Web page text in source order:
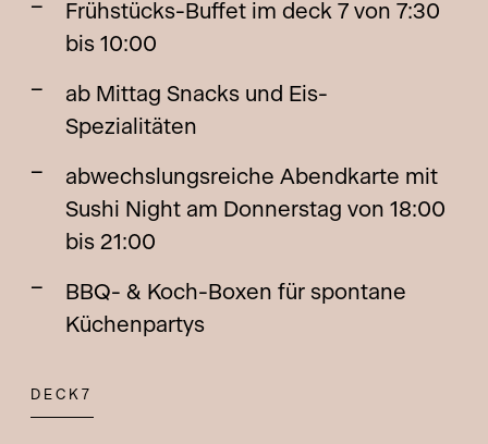
Frühstücks-Buffet im deck 7 von 7:30
bis 10:00
ab Mittag Snacks und Eis-
Spezialitäten
abwechslungsreiche Abendkarte mit
Sushi Night am Donnerstag von 18:00
bis 21:00
BBQ- & Koch-Boxen für spontane
Küchenpartys
DECK7